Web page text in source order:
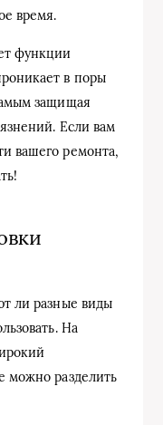
время.
функции
в поры
защищая
Если вам
вашего ремонта,
ли разные виды
На
можно разделить